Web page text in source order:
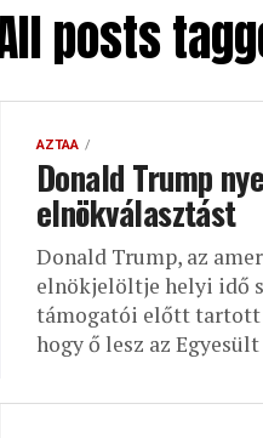
posts
AZTAA
Donald Trump
elnökválasztást
Donald Trump, az
elnökjelöltje helyi idő
támogatói előtt tartott
hogy ő lesz az